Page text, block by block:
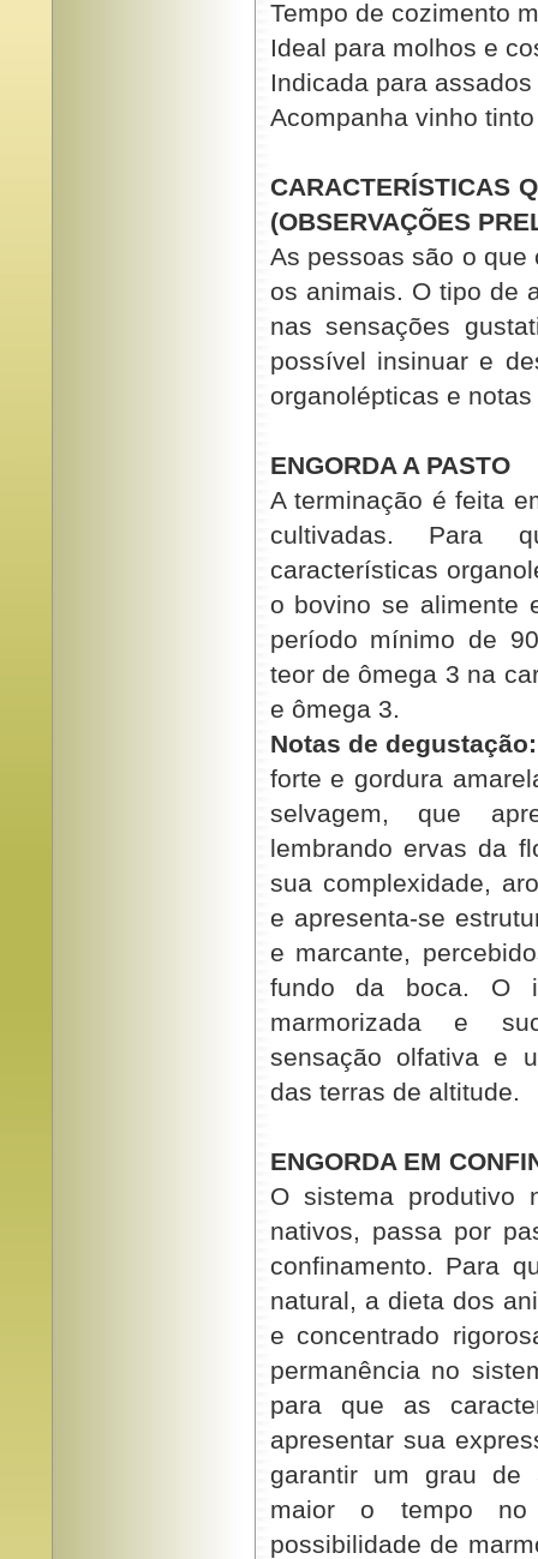
Tempo de cozimento
Ideal para molhos e
Indicada para
Acompanha vinho
CARACTERÍSTICAS
(OBSERVAÇÕES
As pessoas são o que
os animais. O tipo de
nas sensações
possível insinuar e
organolépticas e
ENGORDA A PASTO
A terminação é feita
cultivadas. Para
características
o bovino se alimente
período mínimo de
teor de ômega 3 na
e ômega 3.
Notas de degustação:
forte e gordura
selvagem, que
lembrando ervas da
sua complexidade,
e apresenta-se
e marcante,
fundo da boca. O
marmorizada e
sensação olfativa e
das terras de altitude.
ENGORDA EM
O sistema produtivo
nativos, passa por
confinamento. Para
natural, a dieta dos
e concentrado
permanência no
para que as
apresentar sua
garantir um grau de
maior o tempo no
possibilidade de